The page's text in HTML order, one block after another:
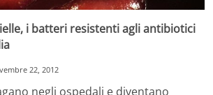
i batteri resistenti agli antibiotici
22, 2012
negli ospedali e diventano